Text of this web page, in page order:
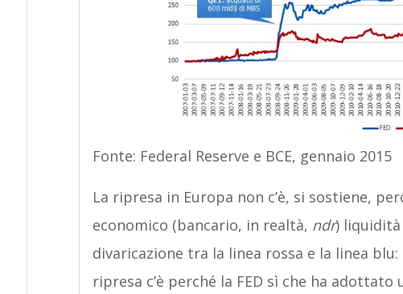
Fonte: Federal Reserve e BCE, gennaio 2015
La ripresa in Europa non c’è, si sostiene,
economico (bancario, in realtà, ndr)
divaricazione tra la linea rossa e la linea
ripresa c’è perché la FED sì che ha